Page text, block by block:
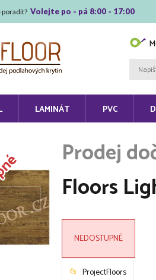
Volejte po - pá 8:00 - 17:00
LAMINÁT PVC
Floors
NEDOSTUPNÉ
ProjectFloors